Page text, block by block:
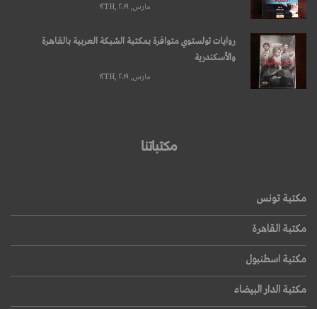
مارس, ۱۲TH, ۲۰۱۹
روايات تولستوي متوافرة بمكتبة الشبكة العربية بالقاهرة
والأسكندرية
مارس, ۱۲TH, ۲۰۱۹
مكتباتنا
مكتبة تونس
مكتبة القاهرة
مكتبة اسطنبول
مكتبة الدار البيضاء